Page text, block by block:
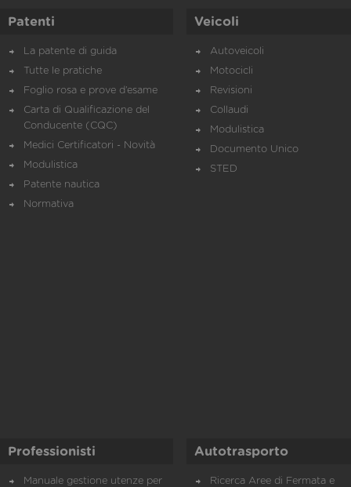
Patenti
La patente di guida
Tutte le pratiche
Foglio rosa e prove d’esame
Carta di Qualificazione del
Conducente (CQC)
Medici Certificatori - Novità
Modulistica
Patente nautica
Normativa
Veicoli
Autoveicoli
Motocicli
Revisioni
Collaudi
Modulistica
Documento Unico
STED
Professionisti
Manuale gestione utenze per
Autotrasporto
Ricerca Aree di Fermata e